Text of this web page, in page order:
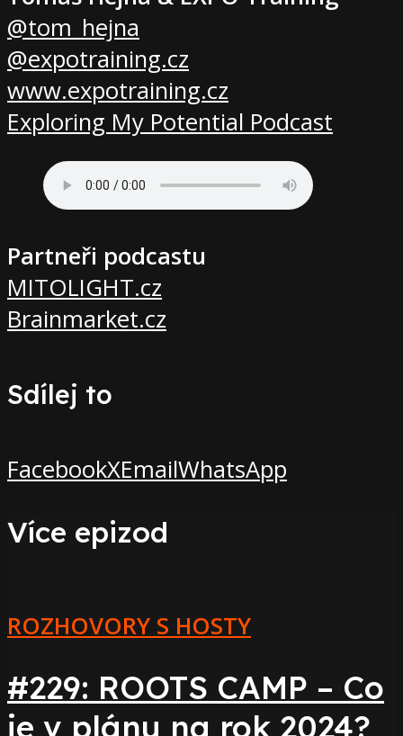
@tom_hejna
@expotraining.cz
www.expotraining.cz
Exploring My Potential Podcast
Partneři podcastu
MITOLIGHT.cz
Brainmarket.cz
Sdílej to
FacebookXEmailWhatsApp
Více epizod
ROZHOVORY S HOSTY
#229: ROOTS CAMP – Co
je v plánu na rok 2024?